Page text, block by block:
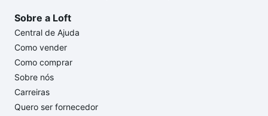
Sobre a Loft
Central de Ajuda
Como vender
Como comprar
Sobre nós
Carreiras
Quero ser fornecedor